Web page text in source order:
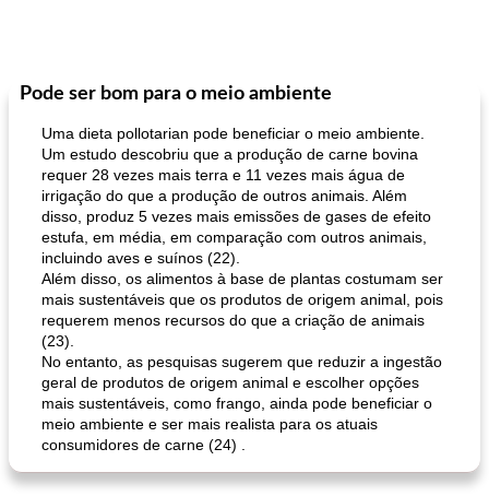
Pode ser bom para o meio ambiente
Uma dieta pollotarian pode beneficiar o meio ambiente.
Um estudo descobriu que a produção de carne bovina
requer 28 vezes mais terra e 11 vezes mais água de
irrigação do que a produção de outros animais. Além
disso, produz 5 vezes mais emissões de gases de efeito
estufa, em média, em comparação com outros animais,
incluindo aves e suínos (22).
Além disso, os alimentos à base de plantas costumam ser
mais sustentáveis ​​que os produtos de origem animal, pois
requerem menos recursos do que a criação de animais
(23).
No entanto, as pesquisas sugerem que reduzir a ingestão
geral de produtos de origem animal e escolher opções
mais sustentáveis, como frango, ainda pode beneficiar o
meio ambiente e ser mais realista para os atuais
consumidores de carne (24) .